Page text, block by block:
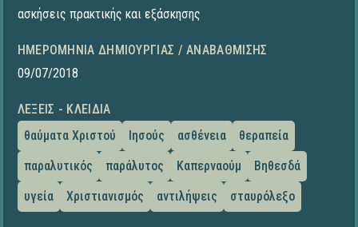
ασκήσεις πρακτικής και εξάσκησης
ΗΜΕΡΟΜΗΝΊΑ ΔΗΜΙΟΥΡΓΊΑΣ / ΑΝΑΒΆΘΜΙΣΗΣ
09/07/2018
ΛΈΞΕΙΣ - ΚΛΕΙΔΙΆ
θαύματα Χριστού
Ιησούς ασθένεια
θεραπεία
παραλυτικός
παράλυτος Καπερναούμ
Βηθεσδά
υγεία
Χριστιανισμός αντιλήψεις σταυρόλεξο